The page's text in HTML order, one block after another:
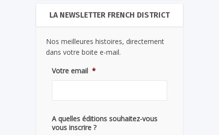
LA NEWSLETTER FRENCH DISTRICT
Nos meilleures histoires, directement
dans votre boite e-mail.
Votre email *
A quelles éditions souhaitez-vous
vous inscrire ?